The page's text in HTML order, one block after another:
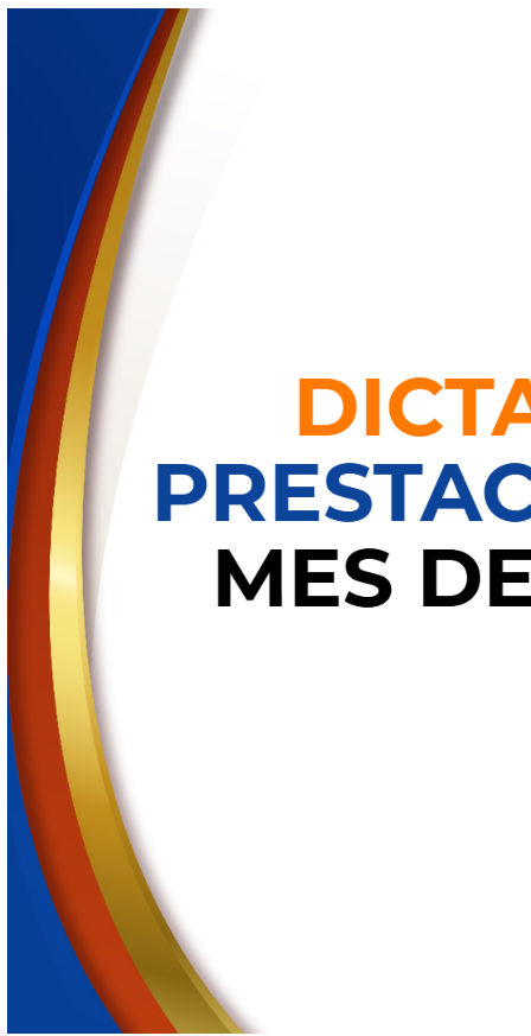
Información relevante
Documentos, guías y procedimientos
Sitio Institucional
Información Oficial
DICTAMEN DEFINITIVO
PRESTACIÓN DEL
DEL MES DEL 1ER
Archivos
Dictamen.pdf